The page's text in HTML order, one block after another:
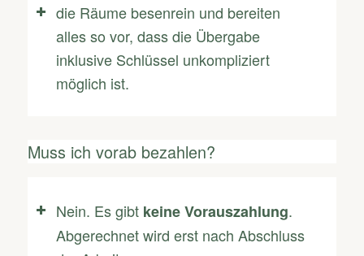
die Räume besenrein und bereiten
alles so vor, dass die Übergabe
inklusive Schlüssel unkompliziert
möglich ist.
Muss ich vorab bezahlen?
Nein. Es gibt keine Vorauszahlung.
Abgerechnet wird erst nach Abschluss